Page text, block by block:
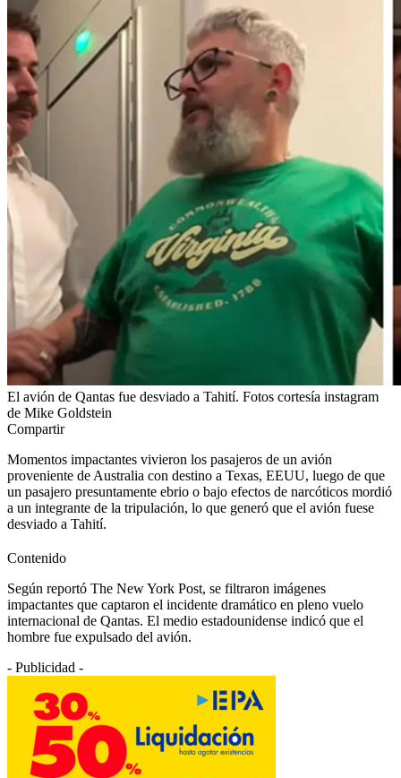
El avión de Qantas fue desviado a Tahití. Fotos cortesía instagram
de Mike Goldstein
Compartir
Momentos impactantes vivieron los pasajeros de un avión
proveniente de Australia con destino a Texas, EEUU, luego de que
un pasajero presuntamente ebrio o bajo efectos de narcóticos mordió
a un integrante de la tripulación, lo que generó que el avión fuese
desviado a Tahití.
Contenido
Según reportó The New York Post, se filtraron imágenes
impactantes que captaron el incidente dramático en pleno vuelo
internacional de Qantas. El medio estadounidense indicó que el
hombre fue expulsado del avión.
- Publicidad -